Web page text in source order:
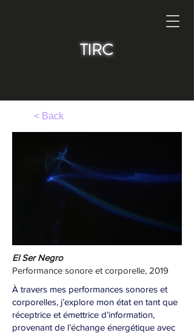
TIRC
< Back
El Ser Negro
Performance sonore et corporelle, 2019
À travers mes performances sonores et
corporelles, j’explore mon état en tant que
réceptrice et émettrice d’information,
provenant de l’échange énergétique avec